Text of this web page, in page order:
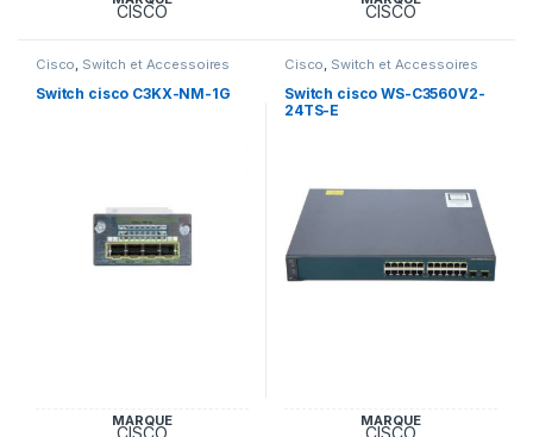
CISCO CISCO
Cisco Switch et Accessoires
Cisco
Switch cisco C3KX-NM-1G
MARQUE
Cisco Switch et Accessoires
Cisco
Switch cisco WS-C3560V2-
24TS-E
MARQUE